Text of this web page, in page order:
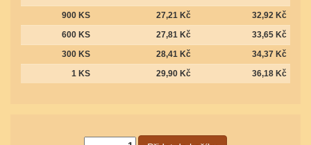
900 KS 27,21 Kč
32,92 Kč
600 KS
27,81 Kč
33,65 Kč
300 KS
28,41 Kč
34,37 Kč
1 KS
29,90 Kč 36,18 Kč